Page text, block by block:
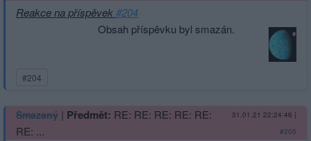
Reakce na příspěvek#204
Obsah příspěvku byl smazán.
#204
Smazaný | Předmět: RE: RE: RE: RE: RE:
RE: ...
31.01.21 22:24:46 |
#205